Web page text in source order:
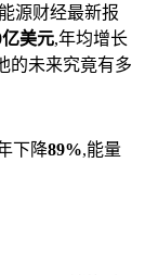
源财经最新报
亿美元,年均增长
的未来究竟有多
下降89%,能量